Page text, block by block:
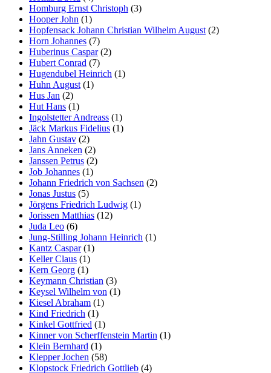
Homburg Ernst Christoph (3)
Hooper John (1)
Hopfensack Johann Christian Wilhelm August (2)
Horn Johannes (7)
Huberinus Caspar(2)
Hubert Conrad (7)
Hugendubel Heinrich (1)
Huhn August (1)
Hus Jan (2)
Hut Hans (1)
Ingolstetter Andreass (1)
Jäck Markus Fidelius (1)
Jahn Gustav (2)
Jans Anneken (2)
Janssen Petrus (2)
Job Johannes (1)
Johann Friedrich von Sachsen (2)
Jonas Justus (5)
Jörgens Friedrich Ludwig (1)
Jorissen Matthias (12)
Juda Leo (6)
Jung-Stilling Johann Heinrich (1)
Kantz Caspar(1)
Keller Claus (1)
Kern Georg (1)
Keymann Christian (3)
Keysel Wilhelm von (1)
Kiesel Abraham (1)
Kind Friedrich (1)
Kinkel Gottfried (1)
Kinner von Scherffenstein Martin (1)
Klein Bernhard (1)
Klepper Jochen (58)
Klopstock Friedrich Gottlieb (4)